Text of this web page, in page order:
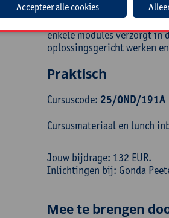
Els Putzeys is
Daarnaast werkt ze als
enkele modules verzorgt in
oplossingsgericht werken
Praktisch
Cursuscode: 25/OND/191A
Cursusmateriaal en lunch
Jouw bijdrage: 132 EUR.
Inlichtingen bij: Gonda
Mee te brengen